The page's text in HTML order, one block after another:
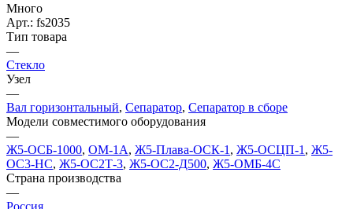
Много
Арт.: fs2035
Тип товара
—
Стекло
Узел
—
Вал горизонтальный, Сепаратор, Сепаратор в сборе
Модели совместимого оборудования
—
Ж5-ОСБ-1000, ОМ-1А, Ж5-Плава-ОСК-1 , Ж5-ОСЦП-1 , Ж5-
ОС3-НС, Ж5-ОС2Т-3, Ж5-ОС2-Д500, Ж5-ОМБ-4С
Страна производства
—
Россия